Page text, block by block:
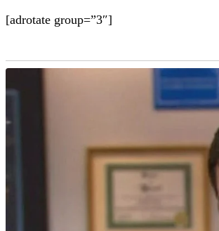
[adrotate group=”3″]